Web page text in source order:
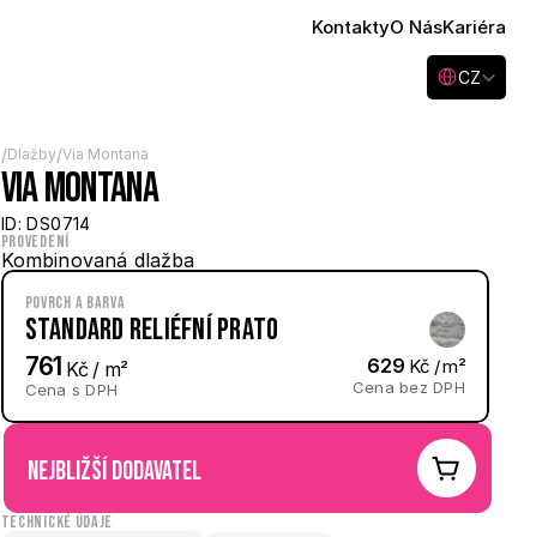
KontaktyO NásKariéra
Select Language
CZ
/Dlažby/Via Montana
Via Montana
ID: DS0714
Provedení
Kombinovaná dlažba
Povrch a barva
Standard reliéfní Prato
761 Kč / m²
Cena s DPH
629 Kč / m²
Cena bez DPH
nejbližší dodavatel
Technické údaje